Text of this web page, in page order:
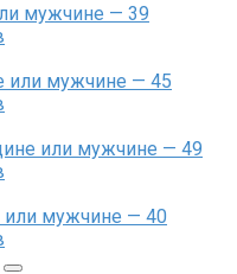
мужчине — 39
или мужчине — 45
или мужчине — 49
мужчине — 40